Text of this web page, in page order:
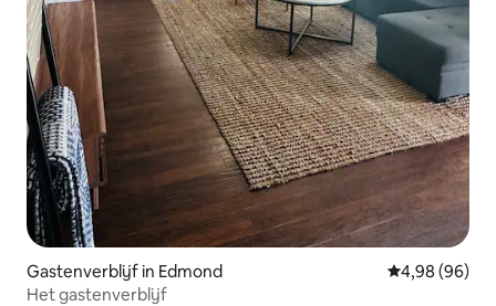
Gastenverblijf in Edmond Gemiddelde
4,98 (96)
Het gastenverblijf